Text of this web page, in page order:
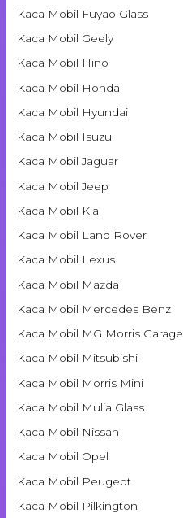
Kaca Mobil Fuyao Glass
Kaca Mobil Geely
Kaca Mobil Hino
Kaca Mobil Honda
Kaca Mobil Hyundai
Kaca Mobil Isuzu
Kaca Mobil Jaguar
Kaca Mobil Jeep
Kaca Mobil Kia
Kaca Mobil Land Rover
Kaca Mobil Lexus
Kaca Mobil Mazda
Kaca Mobil Mercedes Benz
Kaca Mobil MG Morris Garage
Kaca Mobil Mitsubishi
Kaca Mobil Morris Mini
Kaca Mobil Mulia Glass
Kaca Mobil Nissan
Kaca Mobil Opel
Kaca Mobil Peugeot
Kaca Mobil Pilkington